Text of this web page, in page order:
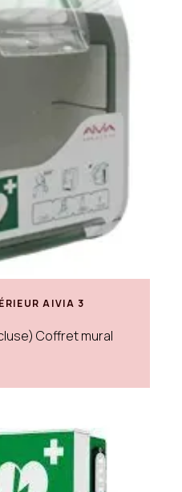
AIVIA 3
Coffret mural